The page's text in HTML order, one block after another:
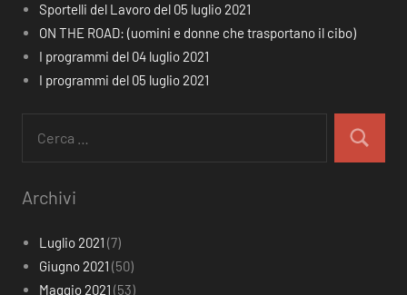
Sportelli del Lavoro del 05 luglio 2021
ON THE ROAD: (uomini e donne che trasportano il cibo)
I programmi del 04 luglio 2021
I programmi del 05 luglio 2021
per:
Cerca
Archivi
Luglio 2021 (7)
Giugno 2021 (50)
Maggio 2021 (53)